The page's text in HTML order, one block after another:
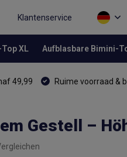
Klantenservice
XL Aufblasbare Bimini-
49,99 Ruime voorraad &
Gestell –